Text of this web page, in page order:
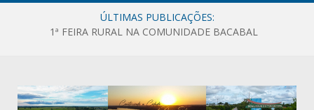
ÚLTIMAS PUBLICAÇÕES:
1ª FEIRA RURAL NA COMUNIDADE BACABAL